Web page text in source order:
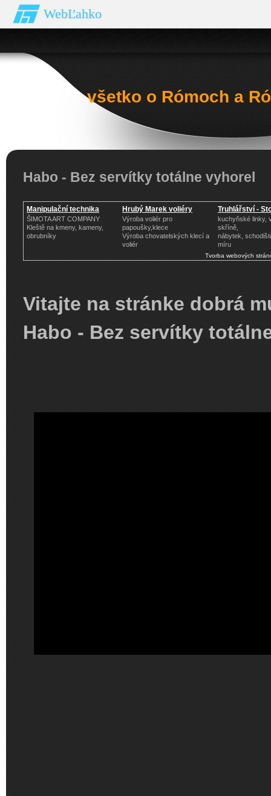
WebĽahko
všetko o Rómoch a
Habo - Bez servítky totálne vyhorel
Manipulační technika
ŠIMOTA ART COMPANY
Kleště na kmeny, kameny,
obrubníky
Hrubý Marek voliéry
Výroba voliér pro
papoušky,klece
Výroba chovatelských klecí a
voliér
Truhlářství -
kuchyňské linky,
skříně,
nábytek,
míru
Tvorba webových
Vitajte na stránke dobrá
Habo - Bez servítky